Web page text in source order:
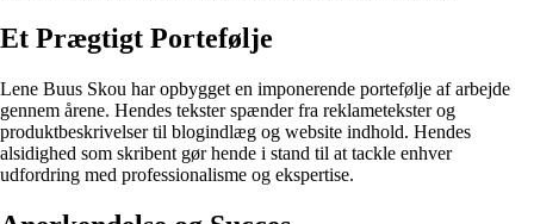
Et Prægtigt Portefølje
Lene Buus Skou har opbygget en imponerende portefølje af arbejde
gennem årene. Hendes tekster spænder fra reklametekster og
produktbeskrivelser til blogindlæg og website indhold. Hendes
alsidighed som skribent gør hende i stand til at tackle enhver
udfordring med professionalisme og ekspertise.